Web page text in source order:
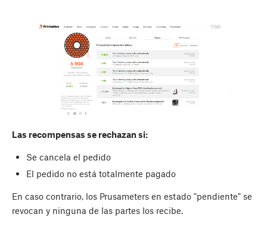
Las recompensas se rechazan si:
Se cancela el pedido
El pedido no está totalmente pagado
En caso contrario, los Prusameters en estado "pendiente" se
revocan y ninguna de las partes los recibe.